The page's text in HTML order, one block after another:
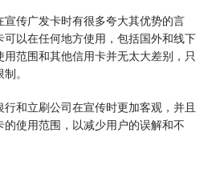
宣传广发卡时有很多夸大其优势的言
以在任何地方使用，包括国外和线下
范围和其他信用卡并无太大差别，只
。
和立刷公司在宣传时更加客观，并且
使用范围，以减少用户的误解和不